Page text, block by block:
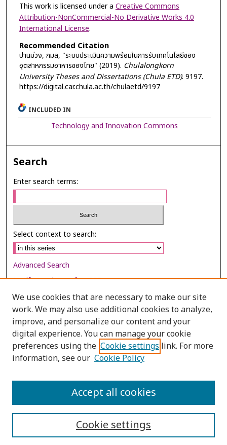
This work is licensed under a Creative Commons
Attribution-NonCommercial-No Derivative Works 4.0
International License.
Recommended Citation
ปานม่วง, กมล, "ระบบประเมินความพร้อมในการรับเทคโนโลยีของ
อุตสาหกรรมอาหารของไทย" (2019). Chulalongkorn
University Theses and Dissertations (Chula ETD). 9197.
https://digital.car.chula.ac.th/chulaetd/9197
INCLUDED IN
Technology and Innovation Commons
Search
Enter search terms:
Select context to search:
Advanced Search
Notify me via email orRSS
Browse
Collections
Disciplines
Authors
We use cookies that are necessary to make our site
work. We may also use additional cookies to analyze,
improve, and personalize our content and your
digital experience. You can manage your cookie
preferences using the Cookie settings link. For more
information, see our Cookie Policy
Cookie settings
Accept all cookies